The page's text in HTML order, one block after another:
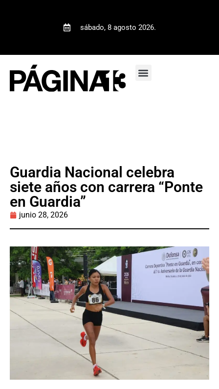
sábado, 8 agosto 2026.
Guardia Nacional celebra
siete años con carrera “Ponte
en Guardia”
junio 28, 2026